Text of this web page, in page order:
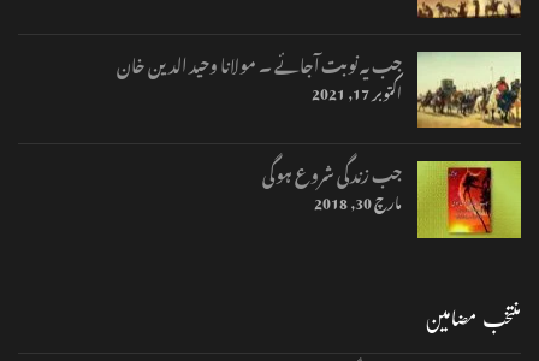
جب یہ نوبت آجائے ۔ مولانا وحید الدین خان
اکتوبر 17, 2021
جب زندگی شروع ہوگی
مارچ 30, 2018
منتخب مضامین